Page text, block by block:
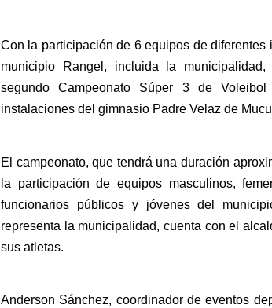
Con la participación de 6 equipos de diferentes
municipio Rangel, incluida la
segundo Campeonato Súper 3 de
instalaciones del gimnasio Padre Velaz de
El campeonato, que tendrá una duración
la participación de equipos masculinos,
funcionarios públicos y jóvenes del
representa la municipalidad, cuenta con el
sus atletas.
Anderson Sánchez, coordinador de eventos